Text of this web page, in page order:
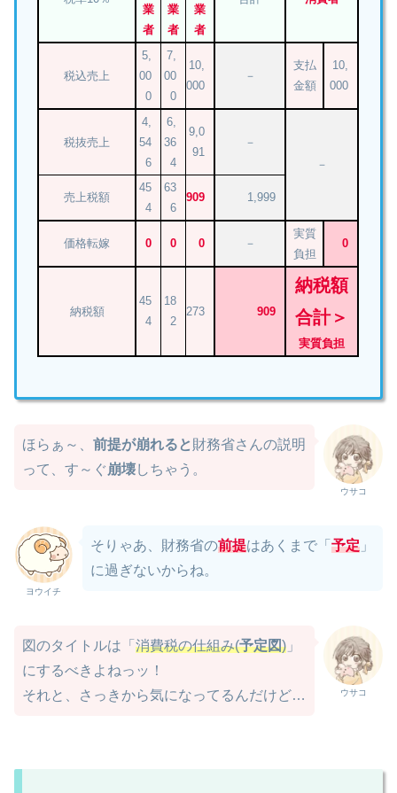
業
者
業
者
業
者
税込売上
5,
00
0
7,
00
0
10,
000
－
支払
金額
10,
000
税抜売上
4,
54
6
6,
36
4
9,0
91
－
－
売上税額
45
4
63
6
909 1,999
価格転嫁 0 0 0 －
実質
負担
0
納税額
45
4
18
2
273 909
納税額
合計＞
実質負担
ウサコ
ほらぁ～、 前提が崩れると財務省さんの説明
って、す～ぐ 崩壊しちゃう。
ヨウイチ
そりゃあ、財務省の前提はあくまで「 予定」
に過ぎないからね。
ウサコ
図のタイトルは「 消費税の仕組み(予定図) 」
にするべきよねっッ！
それと、さっきから気になってるんだけど…